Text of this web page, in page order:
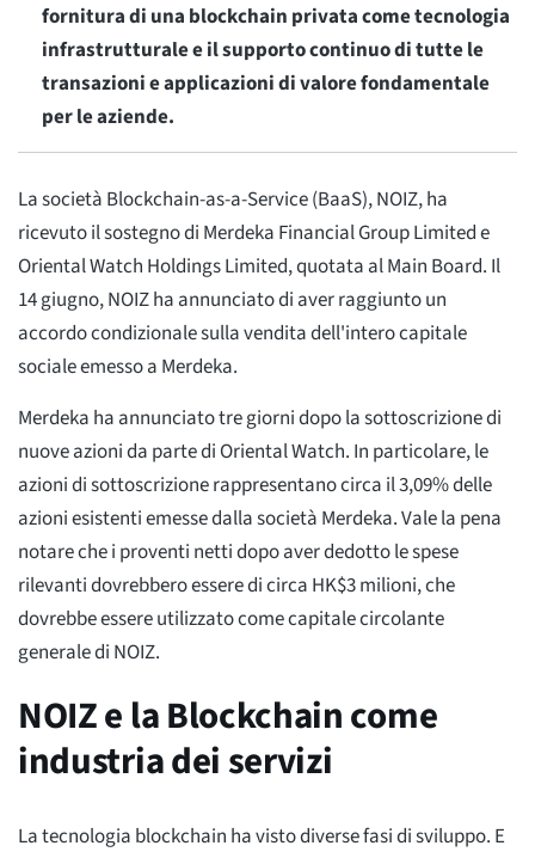
fornitura di una blockchain privata come tecnologia
infrastrutturale e il supporto continuo di tutte le
transazioni e applicazioni di valore fondamentale
per le aziende.
La società Blockchain-as-a-Service (BaaS), NOIZ, ha
ricevuto il sostegno di Merdeka Financial Group Limited e
Oriental Watch Holdings Limited, quotata al Main Board. Il
14 giugno, NOIZ ha annunciato di aver raggiunto un
accordo condizionale sulla vendita dell'intero capitale
sociale emesso a Merdeka.
Merdeka ha annunciato tre giorni dopo la sottoscrizione di
nuove azioni da parte di Oriental Watch. In particolare, le
azioni di sottoscrizione rappresentano circa il 3,09% delle
azioni esistenti emesse dalla società Merdeka. Vale la pena
notare che i proventi netti dopo aver dedotto le spese
rilevanti dovrebbero essere di circa HK$3 milioni, che
dovrebbe essere utilizzato come capitale circolante
generale di NOIZ.
NOIZ e la Blockchain come
industria dei servizi
La tecnologia blockchain ha visto diverse fasi di sviluppo. E